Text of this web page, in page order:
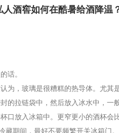
人酒窖如何在酷暑给酒降温
话。
，玻璃是很糟糕的热导体。尤其
的拉链袋中，然后放入冰水中，一
口放入冰箱中。更窄更小的酒杯会
期间，最好不要频繁开关冰箱门。